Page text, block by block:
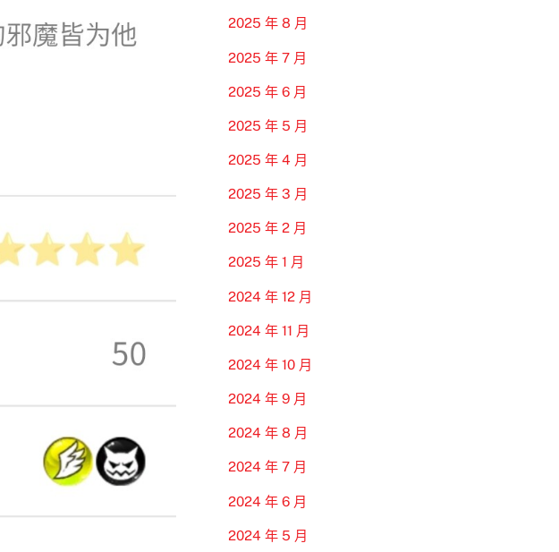
2025 年 8 月
2025 年 7 月
2025 年 6 月
2025 年 5 月
2025 年 4 月
2025 年 3 月
2025 年 2 月
2025 年 1 月
2024 年 12 月
2024 年 11 月
2024 年 10 月
2024 年 9 月
2024 年 8 月
2024 年 7 月
2024 年 6 月
2024 年 5 月